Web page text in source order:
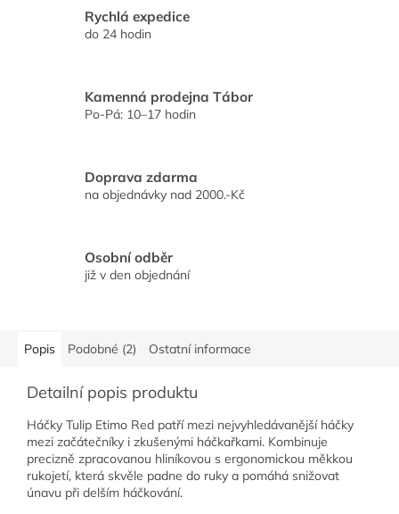
Rychlá expedice
do 24 hodin
Kamenná prodejna Tábor
Po-Pá: 10–17 hodin
Doprava zdarma
na objednávky nad 2000.-Kč
Osobní odběr
již v den objednání
Popis Podobné (2) Ostatní informace
Detailní popis produktu
Háčky Tulip Etimo Red patří mezi nejvyhledávanější háčky
mezi začátečníky i zkušenými háčkařkami. Kombinuje
precizně zpracovanou hliníkovou s ergonomickou měkkou
rukojetí, která skvěle padne do ruky a pomáhá snižovat
únavu při delším háčkování.